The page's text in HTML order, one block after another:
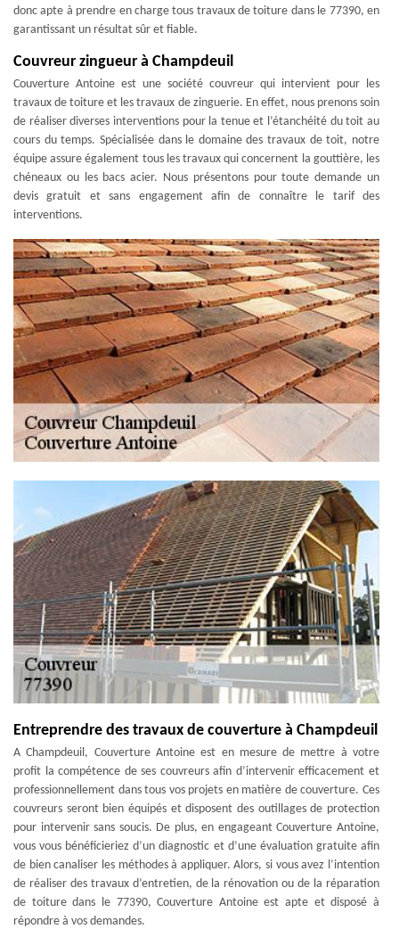
donc apte à prendre en charge tous travaux de toiture dans le 77390, en
garantissant un résultat sûr et fiable.
Couvreur zingueur à Champdeuil
Couverture Antoine est une société couvreur qui intervient pour les
travaux de toiture et les travaux de zinguerie. En effet, nous prenons soin
de réaliser diverses interventions pour la tenue et l’étanchéité du toit au
cours du temps. Spécialisée dans le domaine des travaux de toit, notre
équipe assure également tous les travaux qui concernent la gouttière, les
chéneaux ou les bacs acier. Nous présentons pour toute demande un
devis gratuit et sans engagement afin de connaître le tarif des
interventions.
Entreprendre des travaux de couverture à Champdeuil
A Champdeuil, Couverture Antoine est en mesure de mettre à votre
profit la compétence de ses couvreurs afin d’intervenir efficacement et
professionnellement dans tous vos projets en matière de couverture. Ces
couvreurs seront bien équipés et disposent des outillages de protection
pour intervenir sans soucis. De plus, en engageant Couverture Antoine,
vous vous bénéficieriez d’un diagnostic et d’une évaluation gratuite afin
de bien canaliser les méthodes à appliquer. Alors, si vous avez l’intention
de réaliser des travaux d’entretien, de la rénovation ou de la réparation
de toiture dans le 77390, Couverture Antoine est apte et disposé à
répondre à vos demandes.